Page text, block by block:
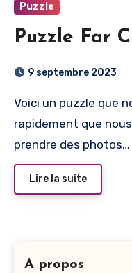
Puzzle
Puzzle Far
9 septembre 2023
Voici un puzzle que nous avons complété si
rapidement que
prendre des
Lire la suite
A propos